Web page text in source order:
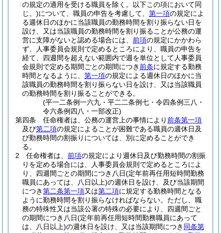
の規定の適用を受ける職員を除く。以下この項において同
じ。)について、職員の申告を考慮して、 第一項の規定によ
る週休日のほかに当該職員の勤務時間を割り振らない日を
設け、又は当該職員の勤務時間を割り振ることが公務の運
営に支障がないと認める場合には、 前項の規定にかかわら
ず、人事委員会規則で定めるところにより、職員の申告を
経て、四週間を超えない範囲内で週を単位として人事委員
会規則で定める期間ごとの期間につき前条に規定する勤務
時間となるように、 第一項の規定による週休日のほかに当
該職員の勤務時間を割り振らない日を設け、又は当該職員
の勤務時間を割り振ることができる。
(平一二条例一六九・平二二条例七・令四条例三八・
令六条例四八・一部改正)
第四条
任命権者は、公務の運営上の事情により前条第一項
及び第二項の規定によることが困難である職員の週休日及
び勤務時間の割振りについては、別に定めることができ
る。
2
任命権者は、 前項の規定により週休日及び勤務時間の割振
りを定める場合には、人事委員会規則で定めるところによ
り、四週間ごとの期間につき八日(定年前再任用短時間勤務
職員にあっては、八日以上)の週休日を設け、及び当該期間
につき第二条第一項又は第二項に規定する勤務時間となる
ように勤務時間を割り振らなければならない。 ただし、職
務の特殊性又は当該公署の特殊の必要により、四週間ごと
の期間につき八日(定年前再任用短時間勤務職員にあって
は、八日以上)の週休日を設け、又は当該期間につき 同条第